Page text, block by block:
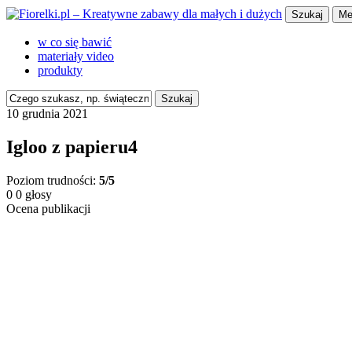
Szukaj
w co się bawić
materiały video
produkty
Szukaj
10 grudnia 2021
Igloo z papieru4
Poziom trudności: 5/5
0 0 głosy
Ocena publikacji